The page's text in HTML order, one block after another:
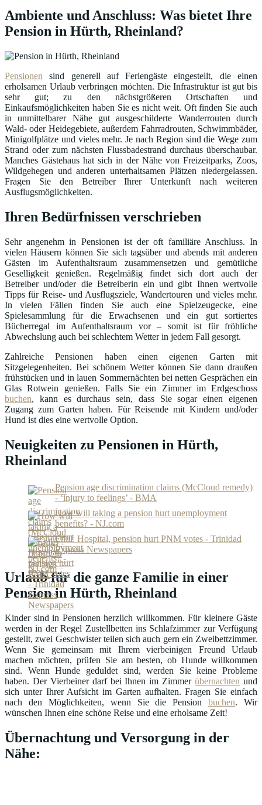
Ambiente und Anschluss: Was bietet Ihre
Pension in Hürth, Rheinland?
Pensionen sind generell auf Feriengäste eingestellt, die einen
erholsamen Urlaub verbringen möchten. Die Infrastruktur ist gut bis
sehr gut; zu den nächstgrößeren Ortschaften und
Einkaufsmöglichkeiten haben Sie es nicht weit. Oft finden Sie auch
in unmittelbarer Nähe gut ausgeschilderte Wanderrouten durch
Wald- oder Heidegebiete, außerdem Fahrradrouten, Schwimmbäder,
Minigolfplätze und vieles mehr. Je nach Region sind die Wege zum
Strand oder zum nächsten Flussbadestrand durchaus überschaubar.
Manches Gästehaus hat sich in der Nähe von Freizeitparks, Zoos,
Wildgehegen und anderen unterhaltsamen Plätzen niedergelassen.
Fragen Sie den Betreiber Ihrer Unterkunft nach weiteren
Ausflugsmöglichkeiten.
Ihren Bedürfnissen verschrieben
Sehr angenehm in Pensionen ist der oft familiäre Anschluss. In
vielen Häusern können Sie sich tagsüber und abends mit anderen
Gästen im Aufenthaltsraum zusammensetzen und gemütliche
Geselligkeit genießen. Regelmäßig findet sich dort auch der
Betreiber und/oder die Betreiberin ein und gibt Ihnen wertvolle
Tipps für Reise- und Ausflugsziele, Wandertouren und vieles mehr.
In vielen Fällen finden Sie auch eine Spielzeugecke, eine
Spielesammlung für die Erwachsenen und ein gut sortiertes
Bücherregal im Aufenthaltsraum vor – somit ist für fröhliche
Abwechslung auch bei schlechtem Wetter in jedem Fall gesorgt.
Zahlreiche Pensionen haben einen eigenen Garten mit
Sitzgelegenheiten. Bei schönem Wetter können Sie dann draußen
frühstücken und in lauen Sommernächten bei netten Gesprächen ein
Glas Rotwein genießen. Falls Sie ein Zimmer im Erdgeschoss
buchen, kann es durchaus sein, dass Sie sogar einen eigenen
Zugang zum Garten haben. Für Reisende mit Kindern und/oder
Hund ist dies eine wertvolle Option.
Neuigkeiten zu Pensionen in Hürth,
Rheinland
Pension age discrimination claims (McCloud remedy)
- ‘injury to feelings’ - BMA
How will taking a pension hurt unemployment
benefits? - NJ.com
Enill: Hospital, pension hurt PNM votes - Trinidad
Express Newspapers
Urlaub für die ganze Familie in einer
Pension in Hürth, Rheinland
Kinder sind in Pensionen herzlich willkommen. Für kleinere Gäste
werden in der Regel Zustellbetten ins Schlafzimmer zur Verfügung
gestellt, zwei Geschwister teilen sich auch gern ein Zweibettzimmer.
Wenn Sie gemeinsam mit Ihrem vierbeinigen Freund Urlaub
machen möchten, prüfen Sie am besten, ob Hunde willkommen
sind. Wenn Hunde geduldet sind, werden Sie keine Probleme
haben. Der Vierbeiner darf bei Ihnen im Zimmerübernachten und
sich unter Ihrer Aufsicht im Garten aufhalten. Fragen Sie einfach
nach den Möglichkeiten, wenn Sie die Pensionbuchen. Wir
wünschen Ihnen eine schöne Reise und eine erholsame Zeit!
Übernachtung und Versorgung in der
Nähe: